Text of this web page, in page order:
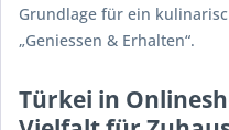
Grundlage für ein
„Geniessen & Erhalten“.
Türkei in